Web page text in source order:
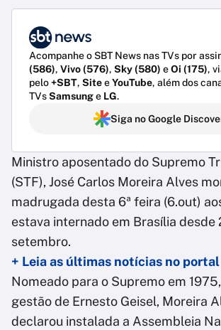
Acompanhe o SBT News nas TVs por
(586), Vivo (576), Sky (580) eOi (175),
pelo+SBT, SiteeYouTube, além dos
TVsSamsunge LG.
Siga no Google
Ministro aposentado do Supremo
(STF), José Carlos Moreira Alves
madrugada desta 6ª feira (6.out)
estava internado em Brasília desde
setembro.
+ Leia as últimas notícias no portal
Nomeado para o Supremo em
gestão de Ernesto Geisel, Moreira
declarou instalada a Assembleia